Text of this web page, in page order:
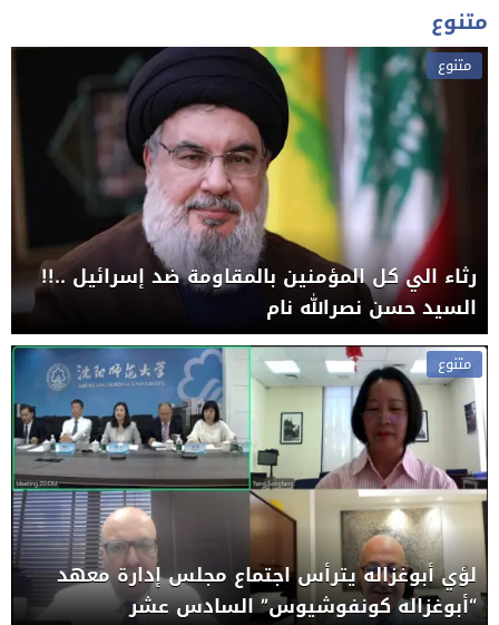
متنوع
متنوع
رثاء الي كل المؤمنين بالمقاومة ضد إسرائيل ..!!
السيد حسن نصرالله نام
متنوع
لؤي أبوغزاله يترأس اجتماع مجلس إدارة معهد
“أبوغزاله كونفوشيوس” السادس عشر